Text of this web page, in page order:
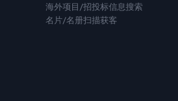
海外项目/招投标信息搜索
名片/名册扫描获客